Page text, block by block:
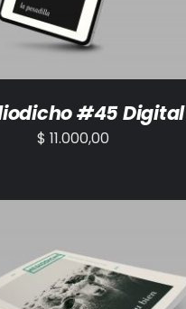
#45 Digital
$ 11.000,00